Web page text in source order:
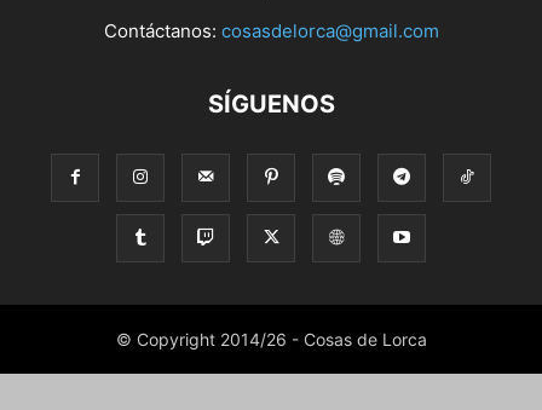
Contáctanos: cosasdelorca@gmail.com
SÍGUENOS
© Copyright 2014/26 - Cosas de Lorca